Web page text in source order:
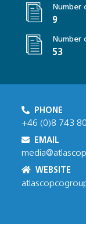
Number
9
Number
53
PHONE
+46 (0)8 743
EMAIL
WEBSITE